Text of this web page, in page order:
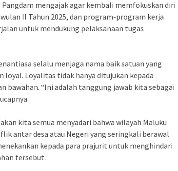
mengajak agar kembali memfokuskan diri
II Tahun 2025, dan program-program kerja
untuk mendukung pelaksanaan tugas
selalu menjaga nama baik satuan yang
Loyalitas tidak hanya ditujukan kepada
bawahan. “Ini adalah tanggung jawab kita sebagai
kita semua menyadari bahwa wilayah Maluku
antar desa atau Negeri yang seringkali berawal
kepada para prajurit untuk menghindari
tersebut.